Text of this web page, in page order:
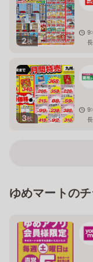
2枚
3枚
ゆめマートの